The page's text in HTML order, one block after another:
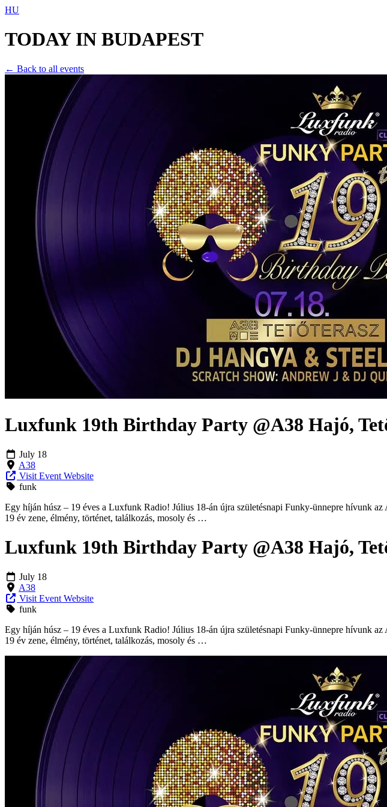
HU
TODAY IN BUDAPEST
← Back to all events
Luxfunk 19th Birthday Party @A38 Hajó,
July 18
A38
Visit Event Website
funk
Egy híján húsz – 19 éves a Luxfunk Radio! Július 18-án újra születésnapi Funky-ünnepre hívunk az
19 év zene, élmény, történet, találkozás, mosoly és …
Luxfunk 19th Birthday Party @A38 Hajó,
July 18
A38
Visit Event Website
funk
Egy híján húsz – 19 éves a Luxfunk Radio! Július 18-án újra születésnapi Funky-ünnepre hívunk az
19 év zene, élmény, történet, találkozás, mosoly és …